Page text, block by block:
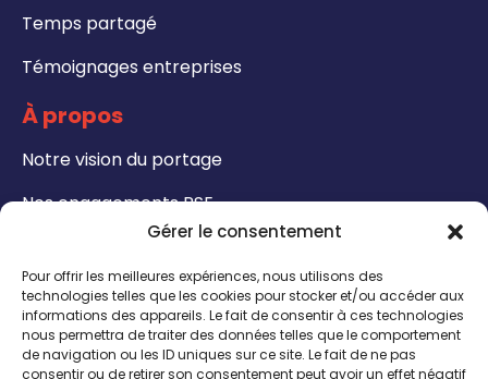
Gérer le consentement
Pour offrir les meilleures expériences, nous utilisons des
technologies telles que les cookies pour stocker et/ou accéder aux
informations des appareils. Le fait de consentir à ces technologies
nous permettra de traiter des données telles que le comportement
de navigation ou les ID uniques sur ce site. Le fait de ne pas
consentir ou de retirer son consentement peut avoir un effet négatif
Temps partagé
Témoignages entreprises
À propos
Notre vision du portage
Nos engagements RSE
Notre catalogue de formation
Formateurs - Bénéficiez de notre certification
QUALIOPI